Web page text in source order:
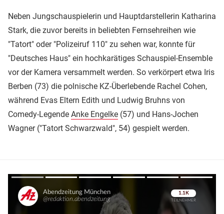
Neben Jungschauspielerin und Hauptdarstellerin Katharina
Stark, die zuvor bereits in beliebten Fernsehreihen wie
"Tatort" oder "Polizeiruf 110" zu sehen war, konnte für
"Deutsches Haus" ein hochkarätiges Schauspiel-Ensemble
vor der Kamera versammelt werden. So verkörpert etwa Iris
Berben (73) die polnische KZ-Überlebende Rachel Cohen,
während Evas Eltern Edith und Ludwig Bruhns von
Comedy-Legende Anke Engelke (57) und Hans-Jochen
Wagner ("Tatort Schwarzwald", 54) gespielt werden.
Überspringen